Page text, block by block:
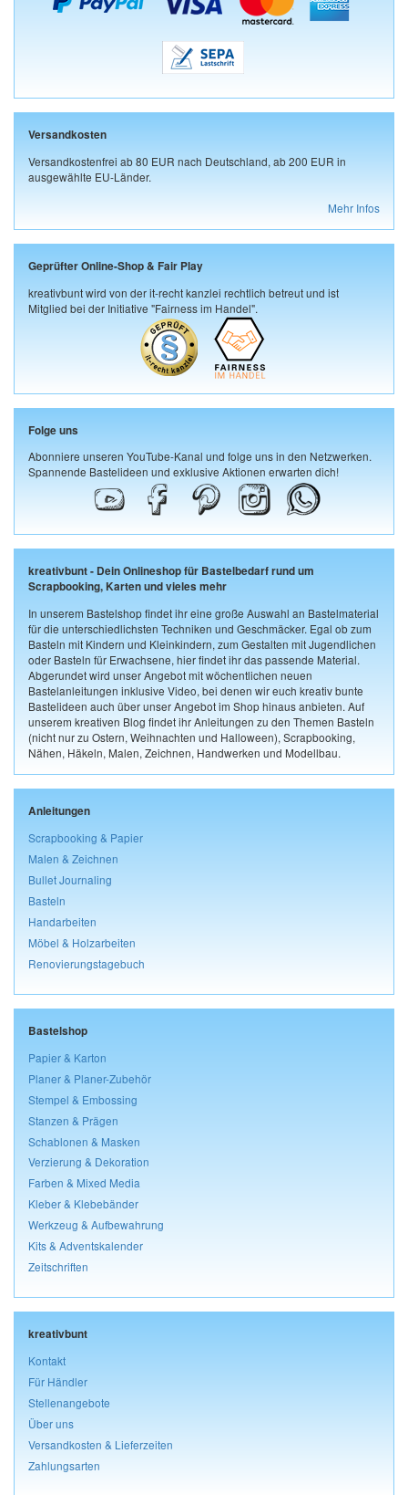
Versandkosten
Versandkostenfrei ab 80 EUR nach Deutschland, ab 200 EUR in
ausgewählte EU-Länder.
Mehr Infos
Geprüfter Online-Shop & Fair Play
kreativbunt wird von der it-recht kanzlei rechtlich betreut und ist
Mitglied bei der Initiative "Fairness im Handel".
Folge uns
Abonniere unseren YouTube-Kanal und folge uns in den Netzwerken.
Spannende Bastelideen und exklusive Aktionen erwarten dich!
kreativbunt - Dein Onlineshop für Bastelbedarf rund um
Scrapbooking, Karten und vieles mehr
In unserem Bastelshop findet ihr eine große Auswahl an Bastelmaterial
für die unterschiedlichsten Techniken und Geschmäcker. Egal ob zum
Basteln mit Kindern und Kleinkindern, zum Gestalten mit Jugendlichen
oder Basteln für Erwachsene, hier findet ihr das passende Material.
Abgerundet wird unser Angebot mit wöchentlichen neuen
Bastelanleitungen inklusive Video, bei denen wir euch kreativ bunte
Bastelideen auch über unser Angebot im Shop hinaus anbieten. Auf
unserem kreativen Blog findet ihr Anleitungen zu den Themen Basteln
(nicht nur zu Ostern, Weihnachten und Halloween), Scrapbooking,
Nähen, Häkeln, Malen, Zeichnen, Handwerken und Modellbau.
Anleitungen
Scrapbooking & Papier
Malen & Zeichnen
Bullet Journaling
Basteln
Handarbeiten
Möbel & Holzarbeiten
Renovierungstagebuch
Bastelshop
Papier & Karton
Planer & Planer-Zubehör
Stempel & Embossing
Stanzen & Prägen
Schablonen & Masken
Verzierung & Dekoration
Farben & Mixed Media
Kleber & Klebebänder
Werkzeug & Aufbewahrung
Kits & Adventskalender
Zeitschriften
kreativbunt
Kontakt
Für Händler
Stellenangebote
Über uns
Versandkosten & Lieferzeiten
Zahlungsarten